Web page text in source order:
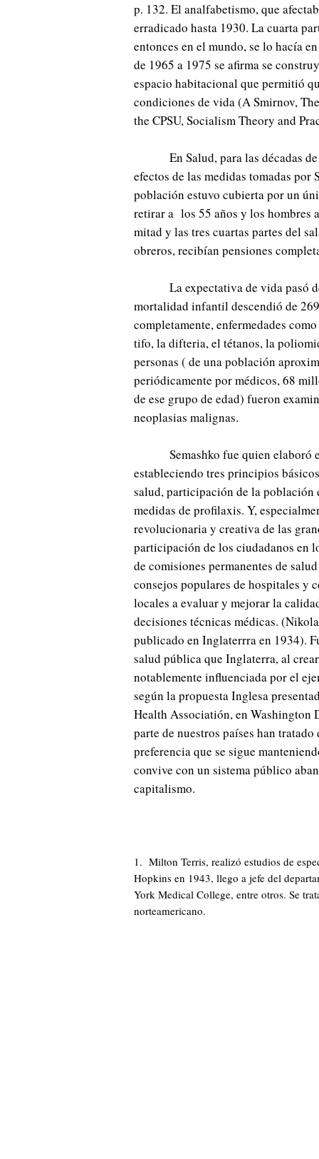
p. 132. El analfabetismo, que
erradicado hasta 1930. La cuarta
entonces en el mundo, se lo hacía
de 1965 a 1975 se afirma se
espacio habitacional que permitió
condiciones de vida (A Smirnov,
the CPSU, Socialism Theory and
En Salud, para las décadas
efectos de las medidas tomadas por
población estuvo cubierta por un
retirar a los 55 años y los hombres
mitad y las tres cuartas partes del
obreros, recibían pensiones
La expectativa de vida pasó
mortalidad infantil descendió de
completamente, enfermedades
tifo, la difteria, el tétanos, la
personas ( de una población
periódicamente por médicos, 68
de ese grupo de edad) fueron
neoplasias malignas.
Semashko fue quien
estableciendo tres principios
salud, participación de la población
medidas de profilaxis. Y,
revolucionaria y creativa de las
participación de los ciudadanos en
de comisiones permanentes de
consejos populares de hospitales y
locales a evaluar y mejorar la
decisiones técnicas médicas.
publicado en Inglaterrra en 1934).
salud pública que Inglaterra, al
notablemente influenciada por el
según la propuesta Inglesa
Health Associatión, en Washington
parte de nuestros países han
preferencia que se sigue
convive con un sistema público
capitalismo.
1. Milton Terris, realizó estudios de
Hopkins en 1943, llego a jefe del
York Medical College, entre otros. Se
norteamericano.